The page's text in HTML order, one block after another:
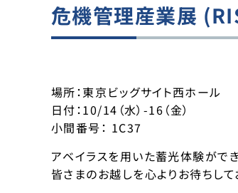
危機管理産業展
場所：東京ビッグサイト西ホール
日付：10/14（水）-16（金）
小間番号： 1C37
アベイラスを用いた蓄光体験がで
皆さまのお越しを心よりお待ちして